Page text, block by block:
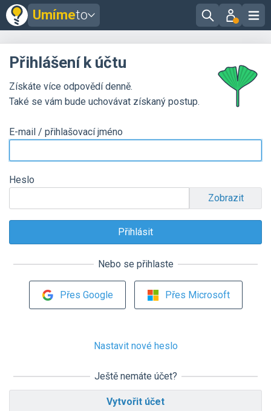
Umímeto
Přihlášení k účtu
Získáte více odpovědí denně.
Také se vám bude uchovávat získaný postup.
E-mail / přihlašovací jméno
Heslo
Zobrazit
Nebo se přihlaste
Přes Google Přes Microsoft
Nastavit nové heslo
Ještě nemáte účet?
Vytvořit účet